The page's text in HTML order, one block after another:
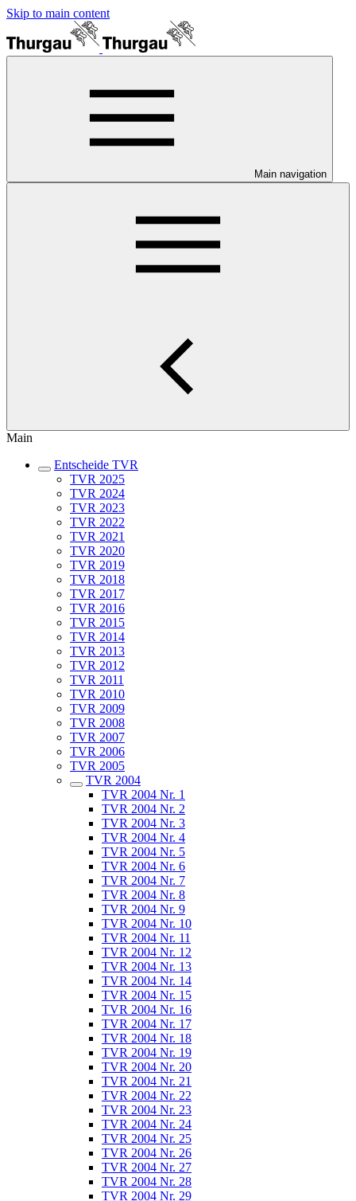
Skip to main content
Main navigation
Main
Entscheide TVR
TVR 2025
TVR 2024
TVR 2023
TVR 2022
TVR 2021
TVR 2020
TVR 2019
TVR 2018
TVR 2017
TVR 2016
TVR 2015
TVR 2014
TVR 2013
TVR 2012
TVR 2011
TVR 2010
TVR 2009
TVR 2008
TVR 2007
TVR 2006
TVR 2005
TVR 2004
TVR 2004 Nr. 1
TVR 2004 Nr. 2
TVR 2004 Nr. 3
TVR 2004 Nr. 4
TVR 2004 Nr. 5
TVR 2004 Nr. 6
TVR 2004 Nr. 7
TVR 2004 Nr. 8
TVR 2004 Nr. 9
TVR 2004 Nr. 10
TVR 2004 Nr. 11
TVR 2004 Nr. 12
TVR 2004 Nr. 13
TVR 2004 Nr. 14
TVR 2004 Nr. 15
TVR 2004 Nr. 16
TVR 2004 Nr. 17
TVR 2004 Nr. 18
TVR 2004 Nr. 19
TVR 2004 Nr. 20
TVR 2004 Nr. 21
TVR 2004 Nr. 22
TVR 2004 Nr. 23
TVR 2004 Nr. 24
TVR 2004 Nr. 25
TVR 2004 Nr. 26
TVR 2004 Nr. 27
TVR 2004 Nr. 28
TVR 2004 Nr. 29